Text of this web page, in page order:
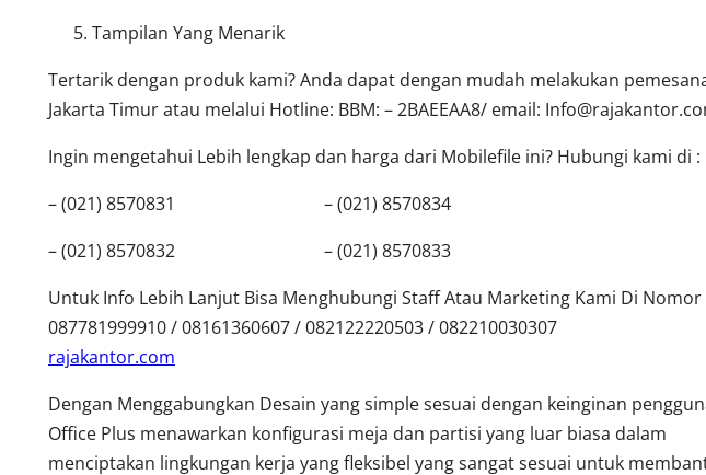
Tampilan Yang Menarik
Tertarik dengan produk kami? Anda dapat dengan mudah melakukan
Jakarta Timur atau melalui Hotline: BBM: – 2BAEEAA8/ email:
Ingin mengetahui Lebih lengkap dan harga dari Mobilefile ini? Hubungi kami di :
– (021) 8570831 – (021) 8570834
– (021) 8570832 – (021) 8570833
Untuk Info Lebih Lanjut Bisa Menghubungi Staff Atau Marketing Kami Di Nomor
087781999910 / 08161360607 / 082122220503 / 082210030307
rajakantor.com
Dengan Menggabungkan Desain yang simple sesuai dengan keinginan
Office Plus menawarkan konfigurasi meja dan partisi yang luar biasa dalam
menciptakan lingkungan kerja yang fleksibel yang sangat sesuai untuk